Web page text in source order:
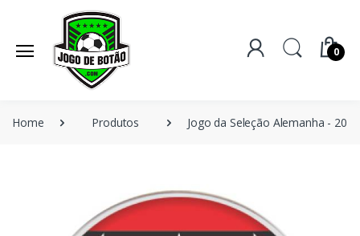
0
Home Produtos Jogo da Seleção Alemanha - 2014